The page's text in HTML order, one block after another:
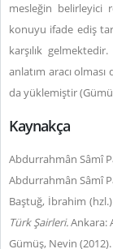
mesleğin belirleyici
konuyu ifade ediş
karşılık
anlatım aracı
da yüklemiştir
Kaynakça
Abdurrahmân Sâmî
Abdurrahmân Sâmî
Baştuğ, İbrahim
Türk Şairleri.Ankara:
Gümüş, Nevin